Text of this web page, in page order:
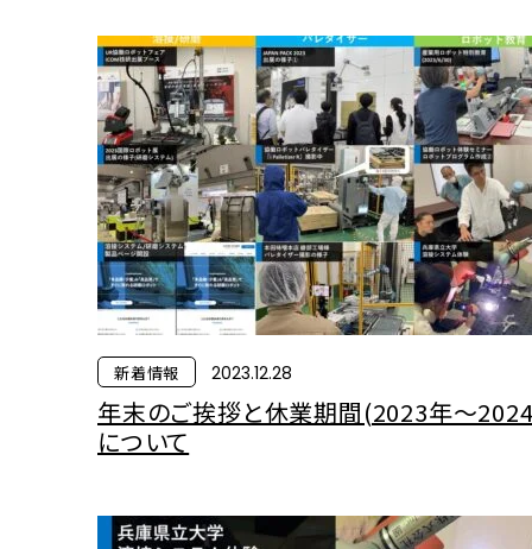
新着情報 2023.12.28
年末のご挨拶と休業期間(2023年～
について